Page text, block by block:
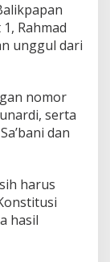
Rahmad
unggul dari
nomor
serta
dan
harus
hasil